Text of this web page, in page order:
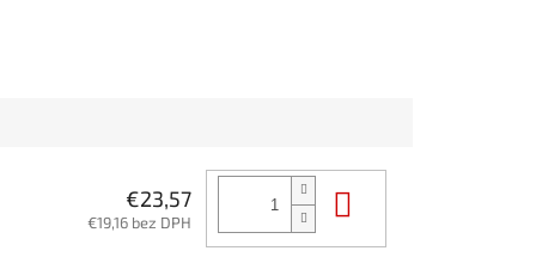
€23,57
€19,16 bez DPH